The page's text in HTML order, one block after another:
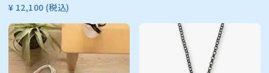
¥ 12,100 (税込)